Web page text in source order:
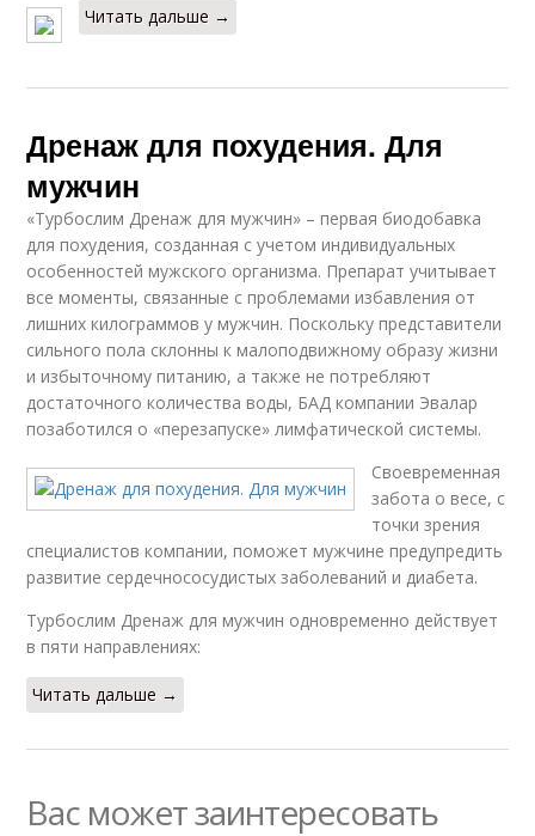
Читать дальше →
Дренаж для похудения. Для
мужчин
«Турбослим Дренаж для мужчин» – первая биодобавка
для похудения, созданная с учетом индивидуальных
особенностей мужского организма. Препарат учитывает
все моменты, связанные с проблемами избавления от
лишних килограммов у мужчин. Поскольку представители
сильного пола склонны к малоподвижному образу жизни
и избыточному питанию, а также не потребляют
достаточного количества воды, БАД компании Эвалар
позаботился о «перезапуске» лимфатической системы.
Своевременная
забота о весе, с
точки зрения
специалистов компании, поможет мужчине предупредить
развитие сердечнососудистых заболеваний и диабета.
Турбослим Дренаж для мужчин одновременно действует
в пяти направлениях:
Читать дальше →
Вас может заинтересовать